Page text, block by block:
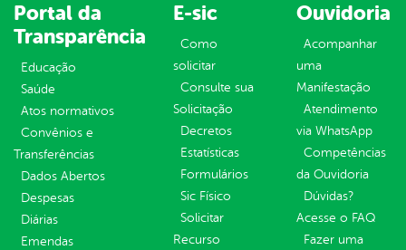
Portal da
Transparência
Educação
Saúde
Atos normativos
Convênios e
Transferências
Dados Abertos
Despesas
Diárias
Emendas
E-sic
Como
solicitar
Consulte sua
Solicitação
Decretos
Estatísticas
Formulários
Sic Físico
Solicitar
Recurso
Ouvidoria
Acompanhar
uma
Manifestação
Atendimento
via WhatsApp
Competências
da Ouvidoria
Dúvidas?
Acesse o FAQ
Fazer uma